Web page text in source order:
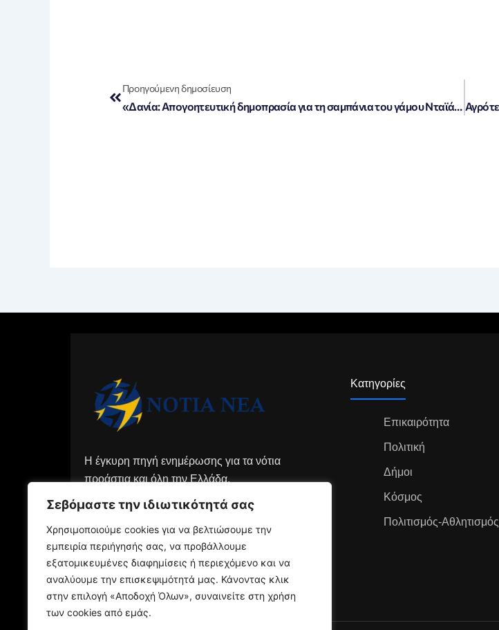
Σεβόμαστε την ιδιωτικότητά σας
Χρησιμοποιούμε cookies για να βελτιώσουμε την
εμπειρία περιήγησής σας, να προβάλλουμε
εξατομικευμένες διαφημίσεις ή περιεχόμενο και να
αναλύουμε την επισκεψιμότητά μας. Κάνοντας κλικ
στην επιλογή «Αποδοχή Όλων», συναινείτε στη χρήση
των cookies από εμάς.
Προηγούμενη δημοσίευση
«Δανία: Απογοητευτική δημοπρασία για τη σαμπάνια του γάμου Νταϊάνα και Καρόλου – Μένει απλήρωτη!»
Η έγκυρη πηγή ενημέρωσης για τα νότια
προάστια και όλη την Ελλάδα.
Κατηγορίες
Επικαιρότητα
Πολιτική
Δήμοι
Κόσμος
Πολιτισμός-Αθλητισμός